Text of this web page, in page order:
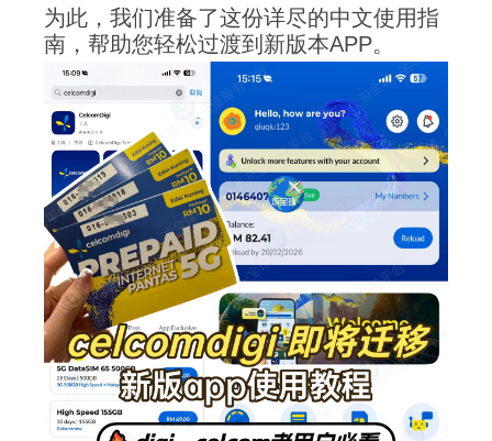
为此，我们准备了这份详尽的中文使用指
南，帮助您轻松过渡到新版本APP。